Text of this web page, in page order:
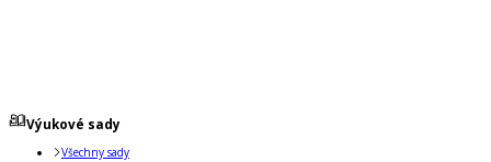
Výukové sady
Všechny sady